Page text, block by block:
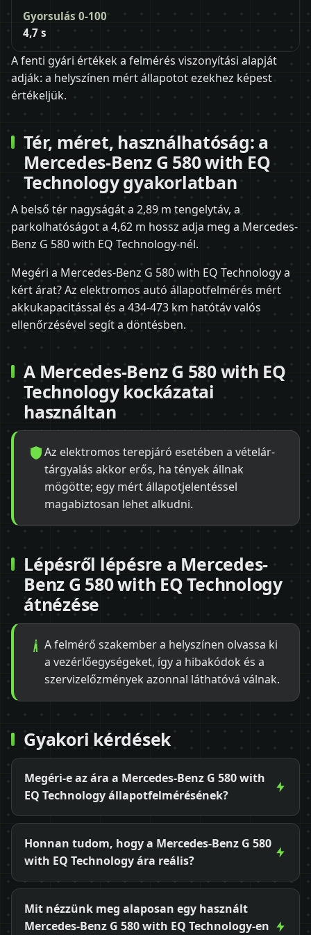
Gyorsulás 0-100
4,7 s
A fenti gyári értékek a felmérés viszonyítási alapját
adják: a helyszínen mért állapotot ezekhez képest
értékeljük.
Tér, méret, használhatóság: a
Mercedes-Benz G 580 with EQ
Technology gyakorlatban
A belső tér nagyságát a 2,89 m tengelytáv, a
parkolhatóságot a 4,62 m hossz adja meg a Mercedes-
Benz G 580 with EQ Technology-nél.
Megéri a Mercedes-Benz G 580 with EQ Technology a
kért árat? Az elektromos autó állapotfelmérés mért
akkukapacitással és a 434-473 km hatótáv valós
ellenőrzésével segít a döntésben.
A Mercedes-Benz G 580 with EQ
Technology kockázatai
használtan
Az elektromos terepjáró esetében a vételár-
tárgyalás akkor erős, ha tények állnak
mögötte; egy mért állapotjelentéssel
magabiztosan lehet alkudni.
Lépésről lépésre a Mercedes-
Benz G 580 with EQ Technology
átnézése
A felmérő szakember a helyszínen olvassa ki
a vezérlőegységeket, így a hibakódok és a
szervizelőzmények azonnal láthatóvá válnak.
Gyakori kérdések
Megéri-e az ára a Mercedes-Benz G 580 with
EQ Technology állapotfelmérésének?
Honnan tudom, hogy a Mercedes-Benz G 580
with EQ Technology ára reális?
Mit nézzünk meg alaposan egy használt
Mercedes-Benz G 580 with EQ Technology-en